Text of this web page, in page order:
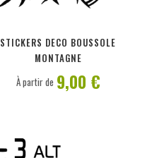
STICKERS DECO BOUSSOLE
MONTAGNE
À partir de 9,00 €